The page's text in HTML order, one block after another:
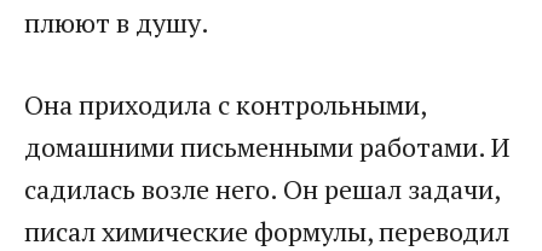
плюют в душу.
Она приходила с контрольными,
домашними письменными работами. И
садилась возле него. Он решал задачи,
писал химические формулы, переводил